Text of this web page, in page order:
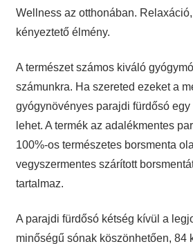
Wellness az otthonában.
kényeztető élmény.
A természet számos kiváló
számunkra. Ha szereted ezeket a
gyógynövényes parajdi fürdősó
lehet. A termék az adalékmentes
100%-os természetes borsmenta
vegyszermentes szárított
tartalmaz.
A parajdi fürdősó kétség kívül a
minőségű sónak köszönhetően, 84